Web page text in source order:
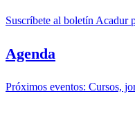
Suscríbete al boletín Acadur
Agenda
Próximos eventos: Cursos,